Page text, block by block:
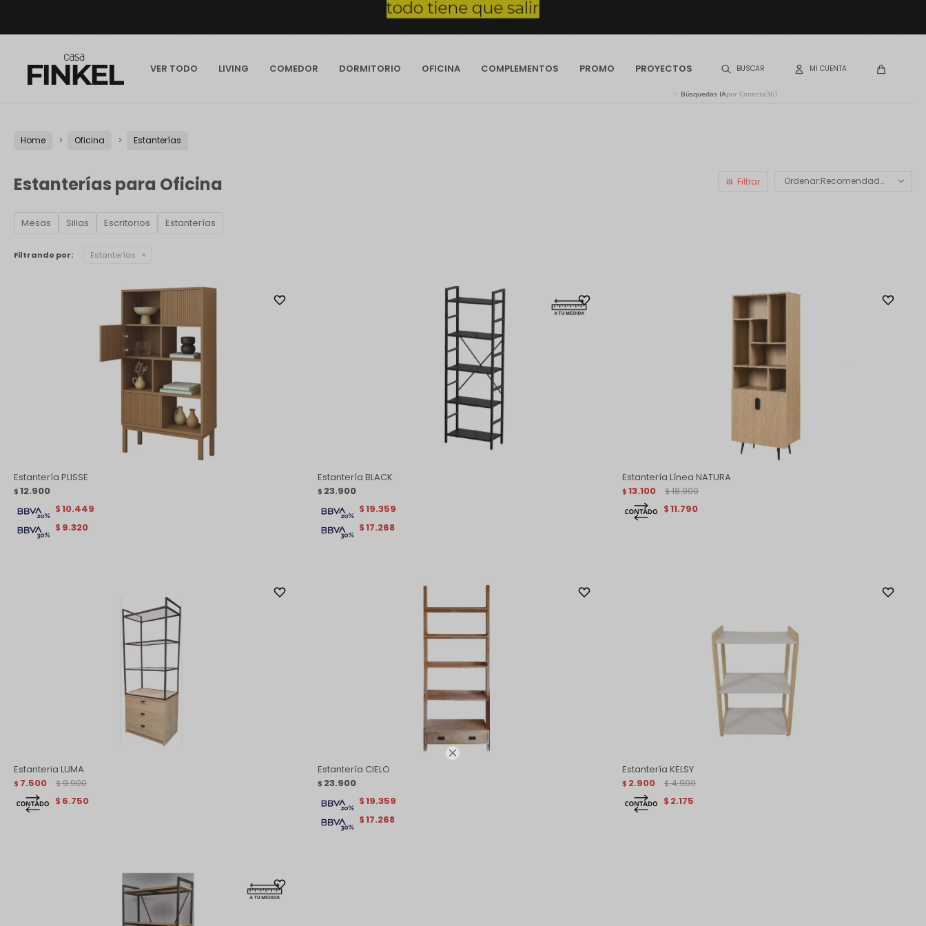

VER TODO LIVING COMEDOR DORMITORIO OFICINA COMPLEMENTOS PROMO PROYECTOS
Búsquedas IApor Conecta361
Home Oficina Estanterías
Estanterías para Oficina Recomendados
Mesas Sillas Escritorios Estanterías
Filtrando por: Estanterías
Estantería PLISSE
$ 12.900
$ 9.320
$10.449
Estantería BLACK
$ 23.900
$ 17.268
$ 19.359
Estantería Línea NATURA
$ 13.100 $ 18.900
$11.790
Estanteria LUMA
$ 7.500 $ 9.900
$ 6.750
Estantería CIELO
$ 23.900
$ 17.268
$ 19.359
Estantería KELSY
$ 2.900 $ 4.900
$ 2.175